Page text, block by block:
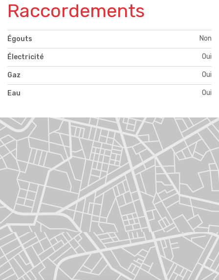
Raccordements
Égouts Non
Électricité Oui
Gaz Oui
Eau Oui